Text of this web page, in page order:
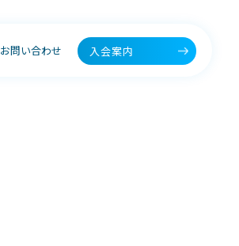
お問い合わせ 入会案内